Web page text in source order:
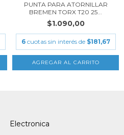
PUNTA PARA ATORNILLAR
BREMEN TORX T20 25...
$1.090,00
6 cuotas sin interés de $181,67
Electronica